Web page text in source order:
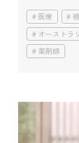
医療
オーストラ
薬剤師